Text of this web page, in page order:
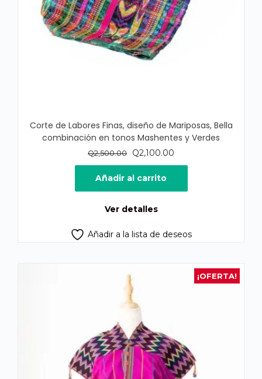
Corte de Labores Finas, diseño de Mariposas, Bella
combinación en tonos Mashentes y Verdes
Q2,500.00
El
precio
original
era:
Q2,100.00
precio
es:
Añadir al carrito
Ver detalles
Añadir a la lista de deseos
¡OFERTA!